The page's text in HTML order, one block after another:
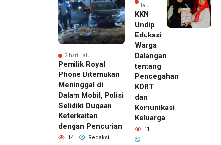
2 hari lalu
Pemilik Royal
Phone Ditemukan
Meninggal di
Dalam Mobil, Polisi
Selidiki Dugaan
Keterkaitan
dengan Pencurian
14 Redaksi
lalu
KKN
Undip
Edukasi
Warga
Dalangan
tentang
Pencegahan
KDRT
dan
Komunikasi
Keluarga
11